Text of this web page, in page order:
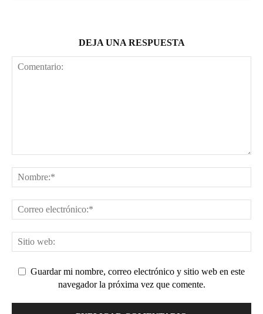
DEJA UNA RESPUESTA
Guardar mi nombre, correo electrónico y sitio web en este
navegador la próxima vez que comente.